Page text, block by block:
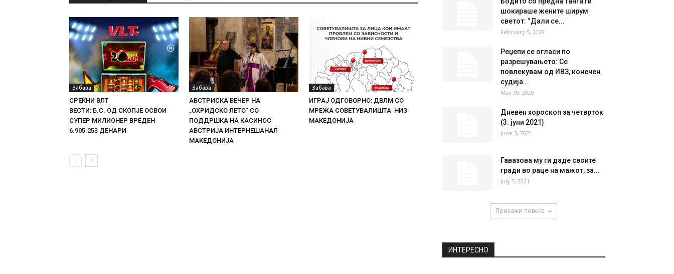
Забава
СРЕЌНИ ВЛТ
ВЕСТИ: Б.С. ОД СКОПЈЕ ОСВОИ
СУПЕР МИЛИОНЕР ВРЕДЕН
6.905.253 ДЕНАРИ
Забава
АВСТРИСКА ВЕЧЕР НА
„ОХРИДСКО ЛЕТО“ СО
ПОДДРШКА НА КАСИНОС
АВСТРИЈА ИНТЕРНЕШАНАЛ
МАКЕДОНИЈА
Забава
ИГРАЈ ОДГОВОРНО: ДВЛМ СО
МРЕЖА СОВЕТУВАЛИШТА НИЗ
МАКЕДОНИЈА
шокираше жените ширум
светот: “Дали се...
February 5, 2019
Реџепи се огласи по
разрешувањето: Се
повлекувам од ИВЗ, конечен
судија...
May 30, 2020
Дневен хороскоп за четврток
(3. јуни 2021)
June 3, 2021
Гавазова му ги даде своите
гради во раце на мажот, за...
July 5, 2021
Прикажи повеќе
ИНТЕРЕСНО